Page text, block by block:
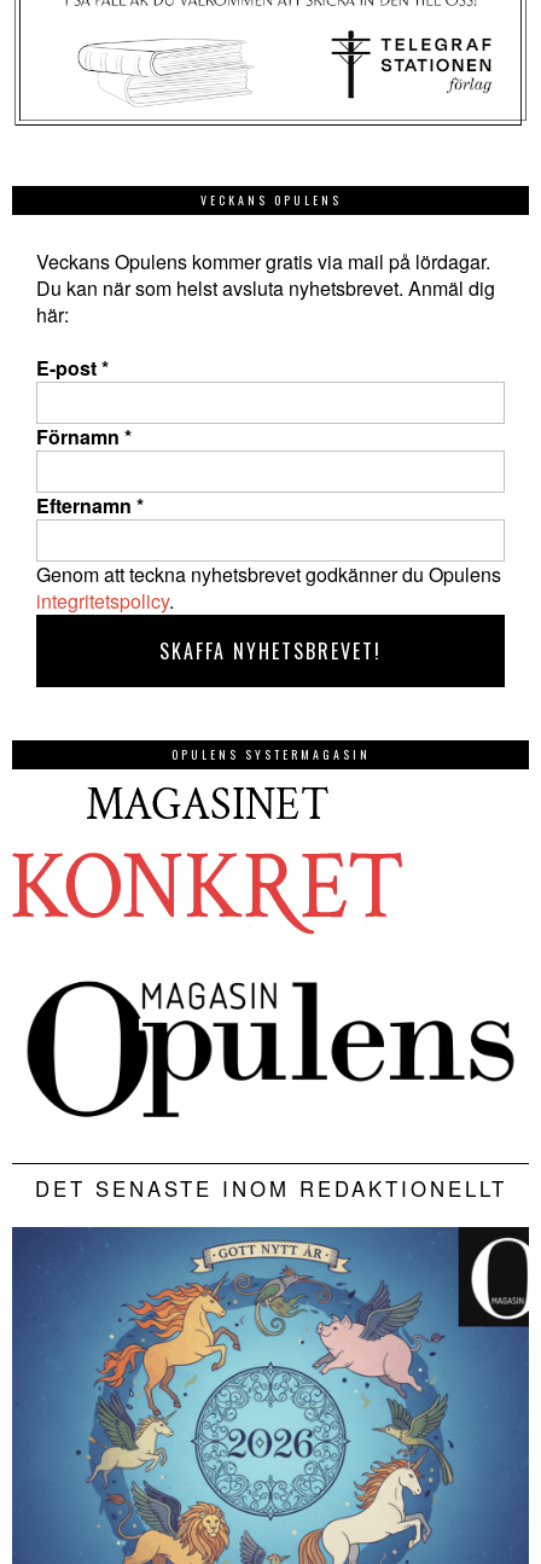
VECKANS OPULENS
Veckans Opulens kommer gratis via mail på lördagar.
Du kan när som helst avsluta nyhetsbrevet. Anmäl dig
här:
E-post*
Förnamn *
Efternamn *
Genom att teckna nyhetsbrevet godkänner du Opulens
integritetspolicy.
OPULENS SYSTERMAGASIN
DET SENASTE INOM REDAKTIONELLT